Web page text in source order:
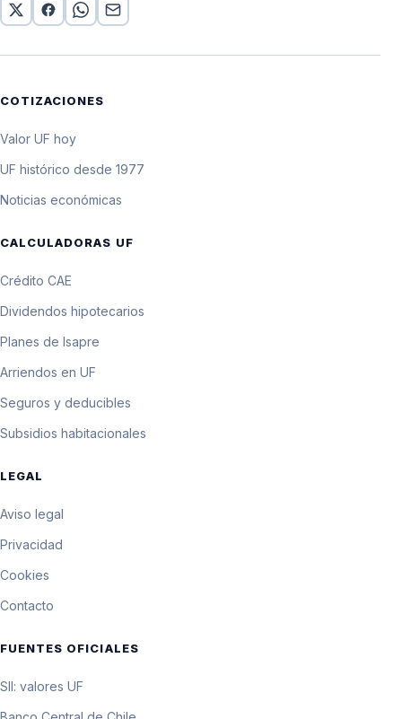
COTIZACIONES
Valor UF hoy
UF histórico desde 1977
Noticias económicas
CALCULADORAS UF
Crédito CAE
Dividendos hipotecarios
Planes de Isapre
Arriendos en UF
Seguros y deducibles
Subsidios habitacionales
LEGAL
Aviso legal
Privacidad
Cookies
Contacto
FUENTES OFICIALES
SII: valores UF